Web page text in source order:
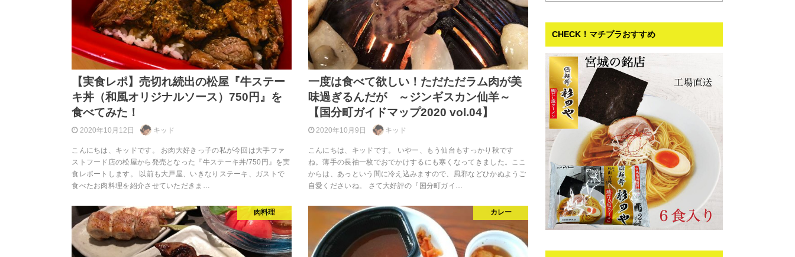
【実食レポ】売切れ続出の松屋『牛ステー
キ丼（和風オリジナルソース）750円』を
食べてみた！
2020年10月12日 キッド
こんにちは、キッドです。 お肉大好きっ子の私が今回は大手ファ
ストフード店の松屋から発売となった『牛ステーキ丼/750円』を実
食レポートします。 以前も大戸屋、いきなりステーキ、ガストで
食べたお肉料理を紹介させていただきま…
一度は食べて欲しい！ただただラム肉が美
味過ぎるんだが ～ジンギスカン仙羊～
【国分町ガイドマップ2020 vol.04】
2020年10月9日 キッド
こんにちは、キッドです。 いやー、もう仙台もすっかり秋です
ね。薄手の長袖一枚でおでかけするにも寒くなってきました。ここ
からは、あっという間に冷え込みますので、風邪などひかぬようご
自愛くださいね。 さて大好評の『国分町ガイ…
肉料理 カレー
CHECK！マチプラおすすめ